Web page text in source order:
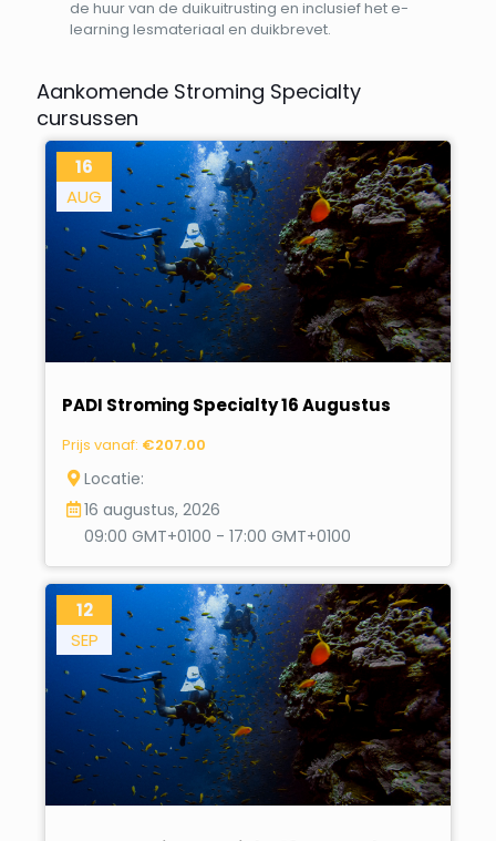
de huur van de duikuitrusting en inclusief het e-
learning lesmateriaal en duikbrevet.
Aankomende Stroming Specialty
cursussen
16
AUG
PADI Stroming Specialty 16 Augustus
Prijs vanaf: €207.00
Locatie:
16 augustus, 2026
09:00 GMT+0100 - 17:00 GMT+0100
12
SEP